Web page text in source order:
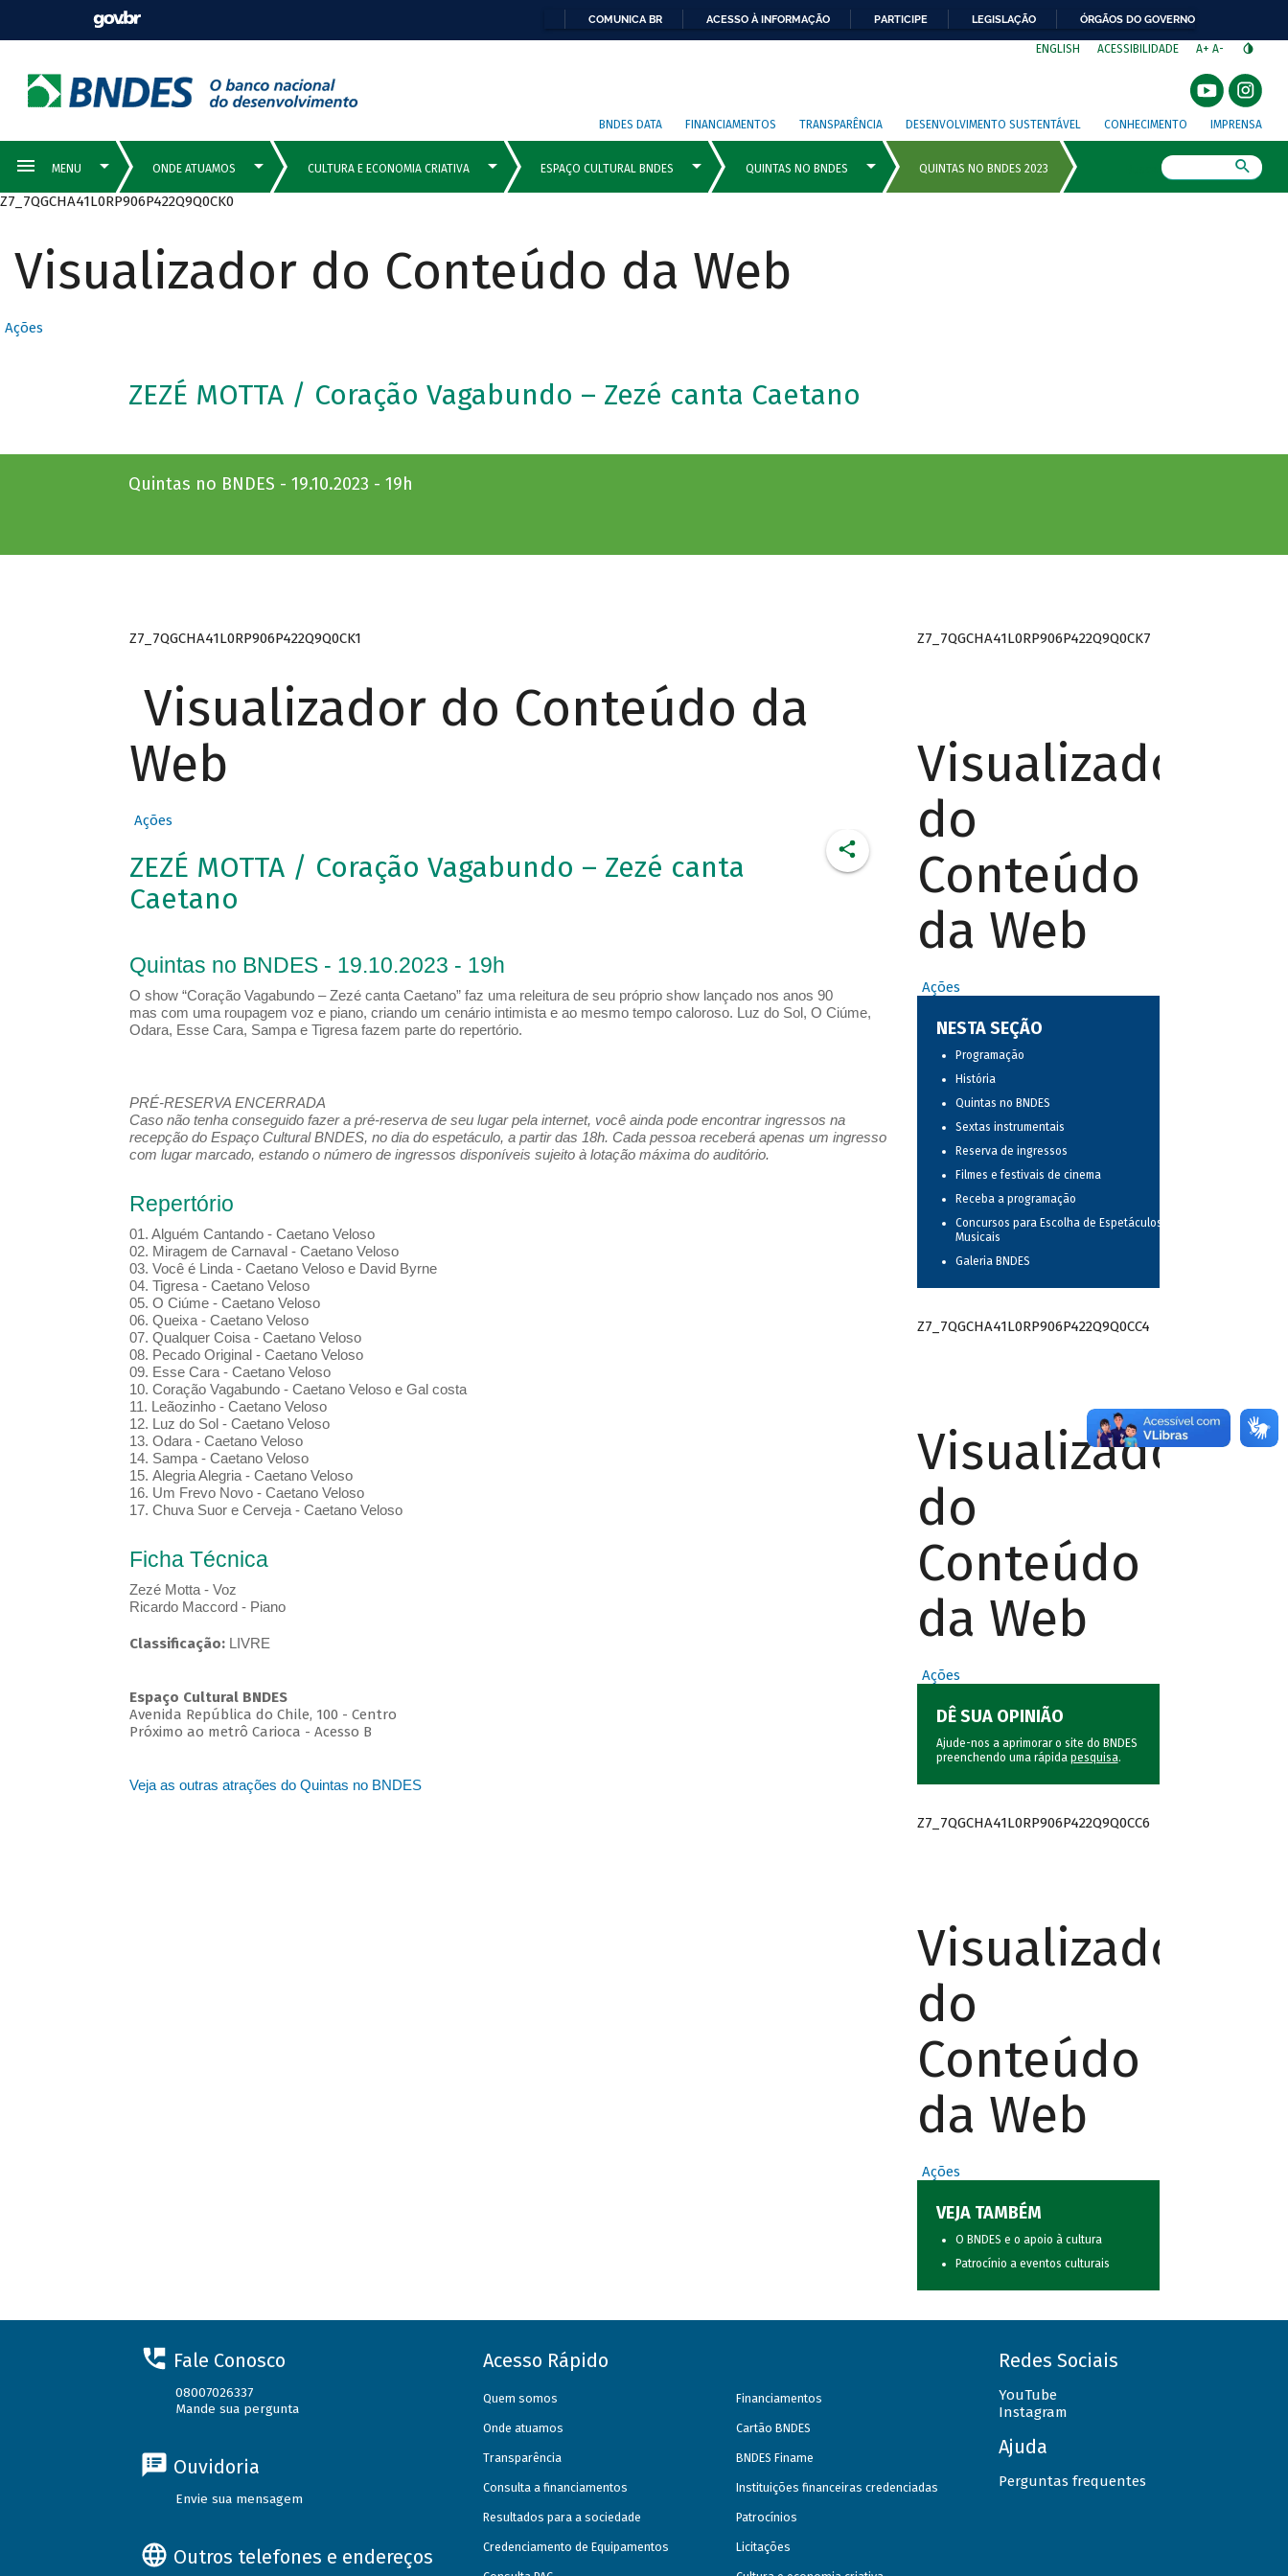
COMUNICA BR ACESSO À INFORMAÇÃO PARTICIPE LEGISLAÇÃO ÓRGÃOS DO GOVERNO
ENGLISH ACESSIBILIDADE A+ A-
BNDES DATA FINANCIAMENTOS TRANSPARÊNCIA DESENVOLVIMENTO SUSTENTÁVEL CONHECIMENTO IMPRENSA
Z7_7QGCHA41L0RP906P422Q9Q0CK0
Visualizador do Conteúdo da Web
Ações
ZEZÉ MOTTA / Coração Vagabundo – Zezé canta Caetano
Quintas no BNDES - 19.10.2023 - 19h
Z7_7QGCHA41L0RP906P422Q9Q0CK1
Visualizador do Conteúdo da
Web
Ações
ZEZÉ MOTTA / Coração Vagabundo – Zezé canta
Caetano
Quintas no BNDES - 19.10.2023 - 19h
O show “Coração Vagabundo – Zezé canta Caetano” faz uma releitura de seu próprio show lançado nos anos 90
mas com uma roupagem voz e piano, criando um cenário intimista e ao mesmo tempo caloroso. Luz do Sol, O Ciúme,
Odara, Esse Cara, Sampa e Tigresa fazem parte do repertório.
PRÉ-RESERVA ENCERRADA
Caso não tenha conseguido fazer a pré-reserva de seu lugar pela internet, você ainda pode encontrar ingressos na
recepção do Espaço Cultural BNDES, no dia do espetáculo, a partir das 18h. Cada pessoa receberá apenas um ingresso
com lugar marcado, estando o número de ingressos disponíveis sujeito à lotação máxima do auditório.
Repertório
01. Alguém Cantando - Caetano Veloso
02. Miragem de Carnaval - Caetano Veloso
03. Você é Linda - Caetano Veloso e David Byrne
04. Tigresa - Caetano Veloso
05. O Ciúme - Caetano Veloso
06. Queixa - Caetano Veloso
07. Qualquer Coisa - Caetano Veloso
08. Pecado Original - Caetano Veloso
09. Esse Cara - Caetano Veloso
10. Coração Vagabundo - Caetano Veloso e Gal costa
11. Leãozinho - Caetano Veloso
12. Luz do Sol - Caetano Veloso
13. Odara - Caetano Veloso
14. Sampa - Caetano Veloso
15. Alegria Alegria - Caetano Veloso
16. Um Frevo Novo - Caetano Veloso
17. Chuva Suor e Cerveja - Caetano Veloso
Ficha Técnica
Zezé Motta - Voz
Ricardo Maccord - Piano
Classificação: LIVRE
Espaço Cultural BNDES
Avenida República do Chile, 100 - Centro
Próximo ao metrô Carioca - Acesso B
Veja as outras atrações do Quintas no BNDES
Z7_7QGCHA41L0RP906P422Q9Q0CK7
Visualizador
do
Conteúdo
da Web
Ações
NESTA SEÇÃO
Programação
História
Quintas no BNDES
Sextas instrumentais
Reserva de ingressos
Filmes e festivais de cinema
Receba a programação
Concursos para Escolha de Espetáculos
Musicais
Galeria BNDES
Z7_7QGCHA41L0RP906P422Q9Q0CC4
Visualizador
do
Conteúdo
da Web
Ações
DÊ SUA OPINIÃO
Ajude-nos a aprimorar o site do BNDES
preenchendo uma rápida pesquisa.
Z7_7QGCHA41L0RP906P422Q9Q0CC6
Visualizador
do
Conteúdo
da Web
Ações
VEJA TAMBÉM
O BNDES e o apoio à cultura
Patrocínio a eventos culturais
Fale Conosco
08007026337
Mande sua pergunta
Ouvidoria
Envie sua mensagem
Outros telefones e endereços
Acesso Rápido
Quem somos
Onde atuamos
Transparência
Consulta a financiamentos
Resultados para a sociedade
Credenciamento de Equipamentos
Financiamentos
Cartão BNDES
BNDES Finame
Instituições financeiras credenciadas
Patrocínios
Licitações
Redes Sociais
YouTube
Instagram
Ajuda
Perguntas frequentes